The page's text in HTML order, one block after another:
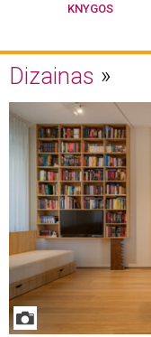
KNYGOS
Dizainas